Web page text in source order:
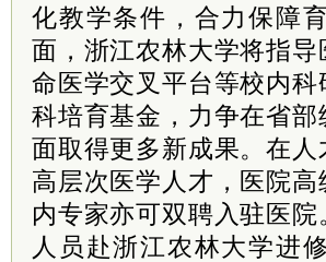
化教学条件，合力保障
面，浙江农林大学将指
命医学交叉平台等校内
科培育基金，力争在省
面取得更多新成果。在
高层次医学人才，医院
内专家亦可双聘入驻医
人员赴浙江农林大学进